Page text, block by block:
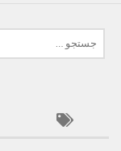
برای: